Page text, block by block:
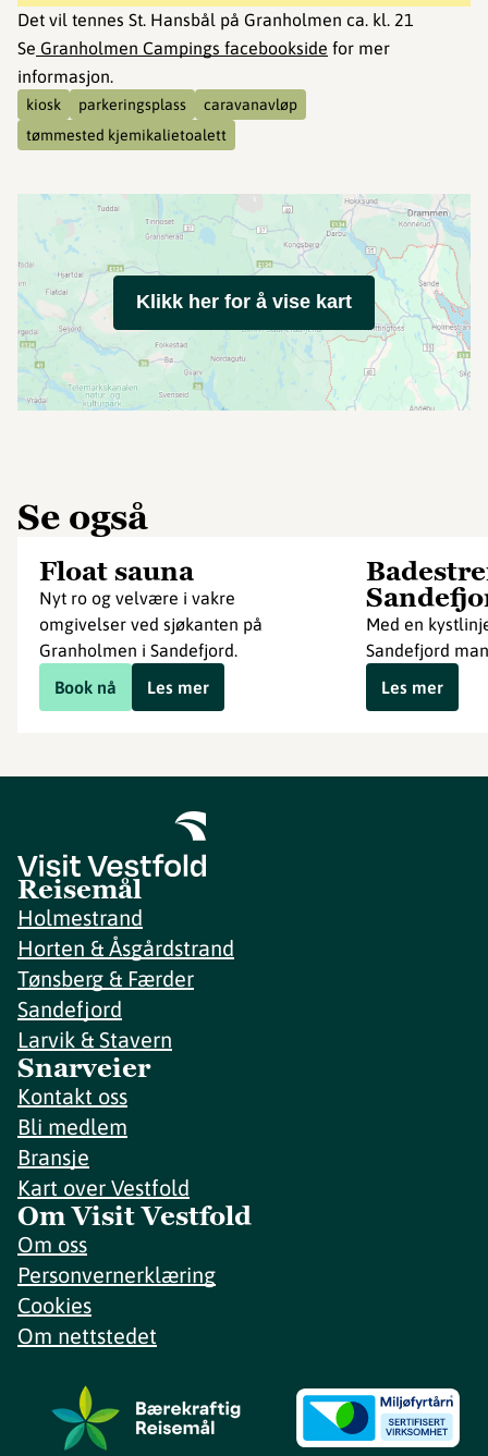
Det vil tennes St. Hansbål på Granholmen ca. kl. 21
Se Granholmen Campings facebookside for mer
informasjon.
kiosk parkeringsplass
caravanavløp
tømmested kjemikalietoalett
Klikk her for å vise kart
Se også
Float sauna
Nyt ro og velvære i vakre
omgivelser ved sjøkanten på
Granholmen i Sandefjord.
Book nå
Les mer
Med en
Sandefjord
Les mer
Reisemål
Holmestrand
Horten & Åsgårdstrand
Tønsberg & Færder
Sandefjord
Larvik & Stavern
Snarveier
Kontakt oss
Bli medlem
Bransje
Kart over Vestfold
Om Visit Vestfold
Om oss
Personvernerklæring
Cookies
Om nettstedet